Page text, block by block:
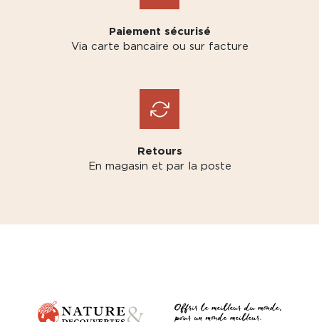
Paiement sécurisé
Via carte bancaire ou sur facture
Retours
En magasin et par la poste